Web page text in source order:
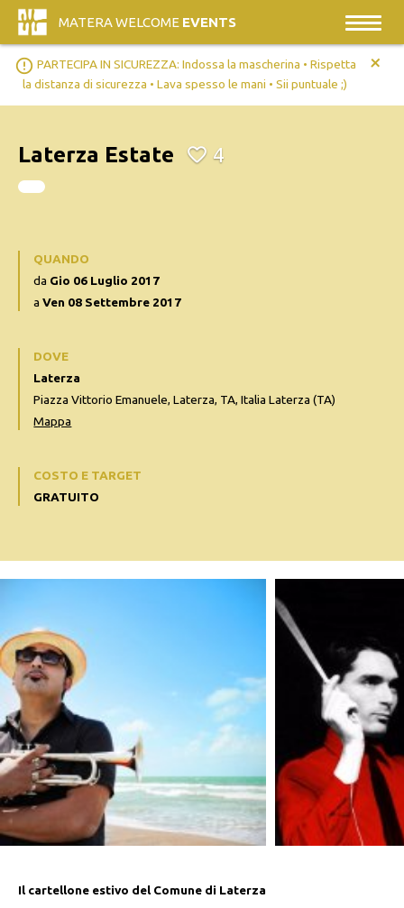
MATERA WELCOME EVENTS
error_outline PARTECIPA IN SICUREZZA: Indossa la mascherina • Rispetta
la distanza di sicurezza • Lava spesso le mani • Sii puntuale ;)
+
Il cartellone estivo del Comune di Laterza
Laterza Estate 4
QUANDO
da Gio 06 Luglio 2017
aVen 08 Settembre 2017
DOVE
Laterza
Piazza Vittorio Emanuele, Laterza, TA, Italia Laterza (TA)
Mappa
COSTO E TARGET
GRATUITO